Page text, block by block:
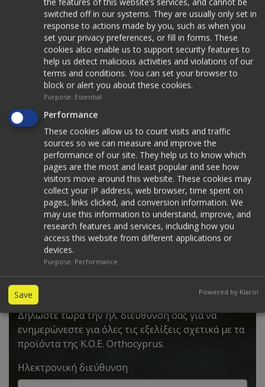
Κηδεμόνες
Σκολίωση
Κατεβάστε το σε μορφή PDF
Δείτε τον κατάλογο εδώ
View our catalogue
Εγγραφείτε στο ενημερωτικό μας
δελτίο
Δηλώστε τώρα την ηλ. διεύθυνση σας για να
ενημερώνεστε για όλες τις εξελίξεις σχετικά με τα
προϊόντα της K.O.E. Orthocyprus.
Ηλεκτρονική διεύθυνση
switched off in our systems. They are usually only set in
response to actions made by you, such as when you
set your privacy preferences, or fill in forms. These
cookies also enable us to support security features to
help us detect malicious activities and violations of our
terms and conditions. You can set your browser to
block or alert you about these cookies.
Purpose: Essential
Performance
These cookies allow us to count visits and traffic
sources so we can measure and improve the
performance of our site. They help us to know which
pages are the most and least popular and see how
visitors move around this website. These cookies may
collect your IP address, web browser, time spent on
pages, links clicked, and conversion information. We
may use this information to understand, improve, and
research features and services, including how you
access this website from different applications or
devices.
Purpose: Performance
Save Powered by Klaro!